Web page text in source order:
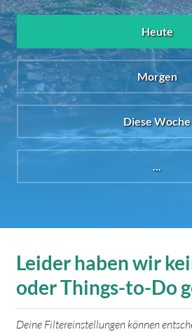
Heute
Morgen
Diese Woche
Leider haben wir
oder Things-to-Do
Deine Filtereinstellungen können